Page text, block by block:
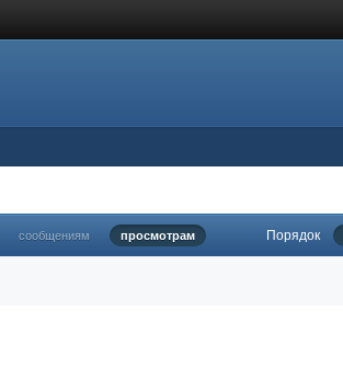
сообщениям просмотрам Порядок